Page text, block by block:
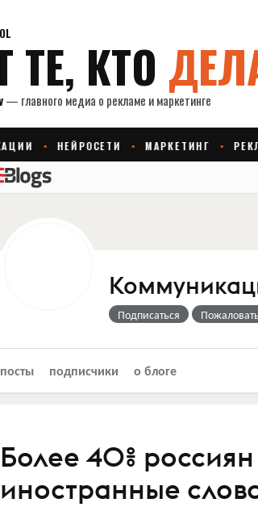
Подписаться
посты подписчики о блоге
Более 40%
иностранные